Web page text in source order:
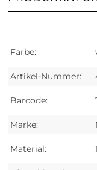
Farbe:
Artikel-Nummer:
Barcode:
Marke:
Material: